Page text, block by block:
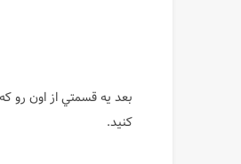
بعد يه قسمتي از اون رو
كنيد.